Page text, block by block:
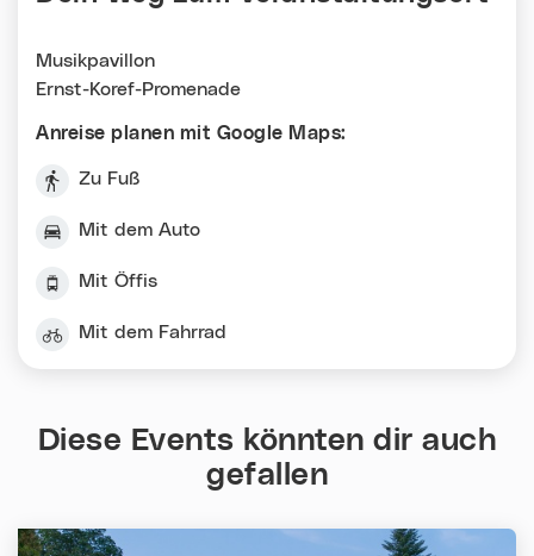
Musikpavillon
Ernst-Koref-Promenade
Anreise planen mit Google Maps:
Zu Fuß
Mit dem Auto
Mit Öffis
Mit dem Fahrrad
Diese Events könnten dir auch
gefallen